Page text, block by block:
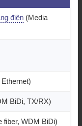
điện (Media
BiDi, TX/RX)
fiber, WDM BiDi)